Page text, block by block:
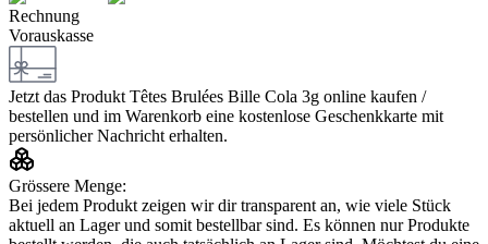
Rechnung
Vorauskasse
Jetzt das Produkt Têtes Brulées Bille Cola 3g online kaufen /
bestellen und im Warenkorb eine kostenlose Geschenkkarte mit
persönlicher Nachricht erhalten.
Grössere Menge:
Bei jedem Produkt zeigen wir dir transparent an, wie viele Stück
aktuell an Lager und somit bestellbar sind. Es können nur Produkte